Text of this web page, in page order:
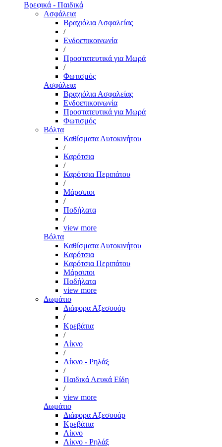
Βρεφικά - Παιδικά
Ασφάλεια
Βραχιόλια Ασφαλείας
/
Ενδοεπικοινωνία
/
Προστατευτικά για Μωρά
/
Φωτισμός
Ασφάλεια
Βραχιόλια Ασφαλείας
Ενδοεπικοινωνία
Προστατευτικά για Μωρά
Φωτισμός
Βόλτα
Καθίσματα Αυτοκινήτου
/
Καρότσια
/
Καρότσια Περιπάτου
/
Μάρσιποι
/
Ποδήλατα
/
view more
Βόλτα
Καθίσματα Αυτοκινήτου
Καρότσια
Καρότσια Περιπάτου
Μάρσιποι
Ποδήλατα
view more
Δωμάτιο
Διάφορα Αξεσουάρ
/
Κρεβάτια
/
Λίκνο
/
Λίκνο - Ρηλάξ
/
Παιδικά Λευκά Είδη
/
view more
Δωμάτιο
Διάφορα Αξεσουάρ
Κρεβάτια
Λίκνο
Λίκνο - Ρηλάξ